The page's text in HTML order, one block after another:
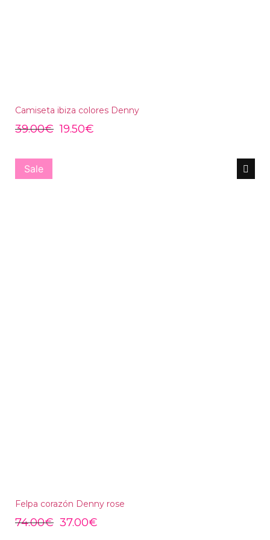
Camiseta ibiza colores Denny
39.00€ 19.50€
Sale
Felpa corazón Denny rose
74.00€ 37.00€